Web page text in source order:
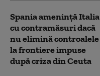
Spania ameninţă Italia
cu contramăsuri dacă
nu elimină controalele
la frontiere impuse
după criza din Ceuta